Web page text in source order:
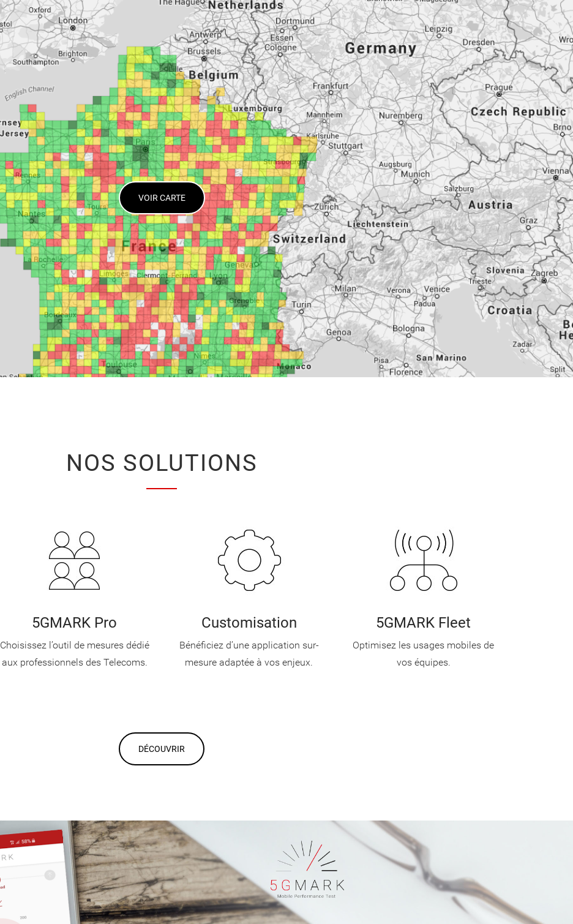
VOIR CARTE
NOS SOLUTIONS
5GMARK Pro
Choisissez l’outil de mesures dédié
aux professionnels des Telecoms.
Customisation
Bénéficiez d’une application sur-
mesure adaptée à vos enjeux.
5GMARK Fleet
Optimisez les usages mobiles de
vos équipes.
DÉCOUVRIR